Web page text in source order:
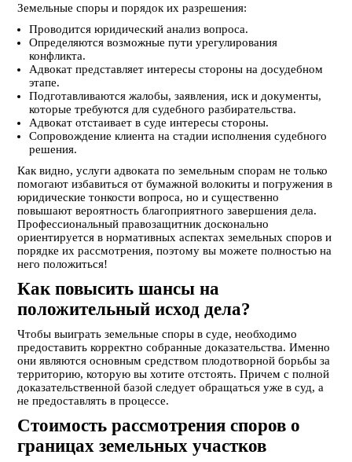
Земельные споры и порядок их разрешения:
Проводится юридический анализ вопроса.
Определяются возможные пути урегулирования
конфликта.
Адвокат представляет интересы стороны на досудебном
этапе.
Подготавливаются жалобы, заявления, иск и документы,
которые требуются для судебного разбирательства.
Адвокат отстаивает в суде интересы стороны.
Сопровождение клиента на стадии исполнения судебного
решения.
Как видно, услуги адвоката по земельным спорам не только
помогают избавиться от бумажной волокиты и погружения в
юридические тонкости вопроса, но и существенно
повышают вероятность благоприятного завершения дела.
Профессиональный правозащитник досконально
ориентируется в нормативных аспектах земельных споров и
порядке их рассмотрения, поэтому вы можете полностью на
него положиться!
Как повысить шансы на
положительный исход дела?
Чтобы выиграть земельные споры в суде, необходимо
предоставить корректно собранные доказательства. Именно
они являются основным средством плодотворной борьбы за
территорию, которую вы хотите отстоять. Причем с полной
доказательственной базой следует обращаться уже в суд, а
не предоставлять в процессе.
Стоимость рассмотрения споров о
границах земельных участков